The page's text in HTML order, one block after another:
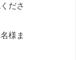
ださ
様ま